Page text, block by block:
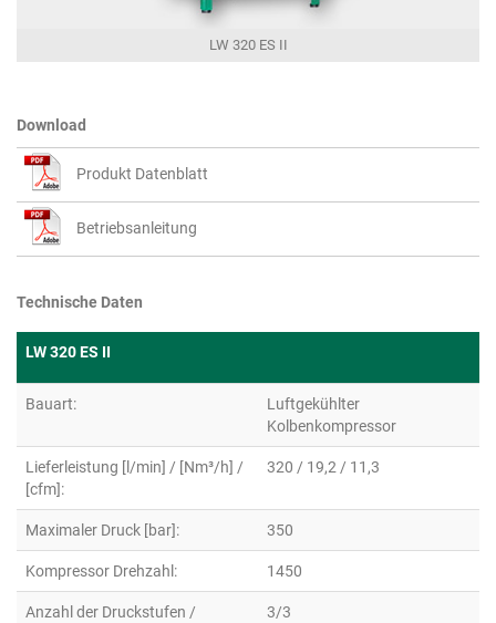
LW 320 ES II
Download
Produkt Datenblatt
Betriebsanleitung
Technische Daten
LW 320 ES II
Bauart:
Luftgekühlter
Kolbenkompressor
Lieferleistung [l/min] / [Nm³/h] /
[cfm]:
320 / 19,2 / 11,3
Maximaler Druck [bar]: 350
Kompressor Drehzahl: 1450
Anzahl der Druckstufen /
3/3